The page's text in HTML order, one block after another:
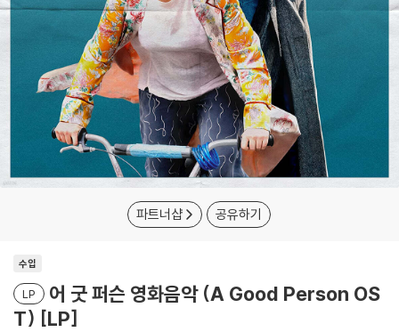
파트너샵 공유하기
수입
LP
어 굿 퍼슨 영화음악 (A Good Person OS
T) [LP]